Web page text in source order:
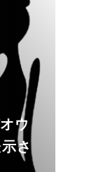
ウ
さ